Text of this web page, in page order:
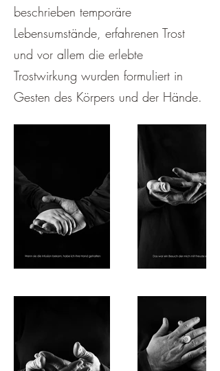
beschrieben temporäre
Lebensumstände, erfahrenen Trost
und vor allem die erlebte
Trostwirkung wurden formuliert in
Gesten des Körpers und der Hände.